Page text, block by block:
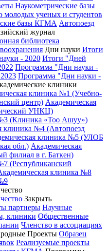
Наукометрические базы
молодых ученых и студентов
базы КГМА Автопоезд
журнал
библиотека
Дни науки Итоги
- 2020 Итоги "Дней
Программа "Дни науки -
Программа "Дни науки -
клиники
клиника №1 (Учебно-
центр) Академическая
УНКЦ)
(Клиника «Тоо Ашуу»)
клиника №4 (Автопоезд
клиника №5 (УЛОБ
обл.) Академическая
филиал в г. Баткен)
(Республиканский
клиника №8
Закрыть
партнеры Научные
клиники Общественные
Членство в ассоциациях
Проекты Образец
Реализуемые проекты